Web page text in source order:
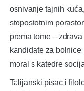
osnivanje tajnih
stopostotnim
prema tome –
kandidate za
moral s katedre
Talijanski pisac i